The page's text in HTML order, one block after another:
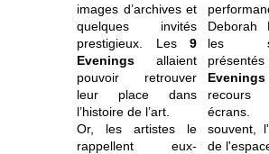
images d’archives et
quelques invités
prestigieux. Les9
Evenings allaient
pouvoir retrouver
leur place dans
l’histoire de l’art.
Or, les artistes le
rappellent eux-
Deborah
les
Evenings
souvent,
de